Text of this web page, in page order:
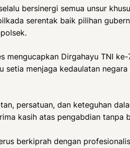
bersinergi semua unsur
serentak baik pilihan
mengucapkan Dirgahayu TNI
setia menjaga kedaulatan
persatuan, dan keteguhan
kasih atas pengabdian tanpa
berkiprah dengan